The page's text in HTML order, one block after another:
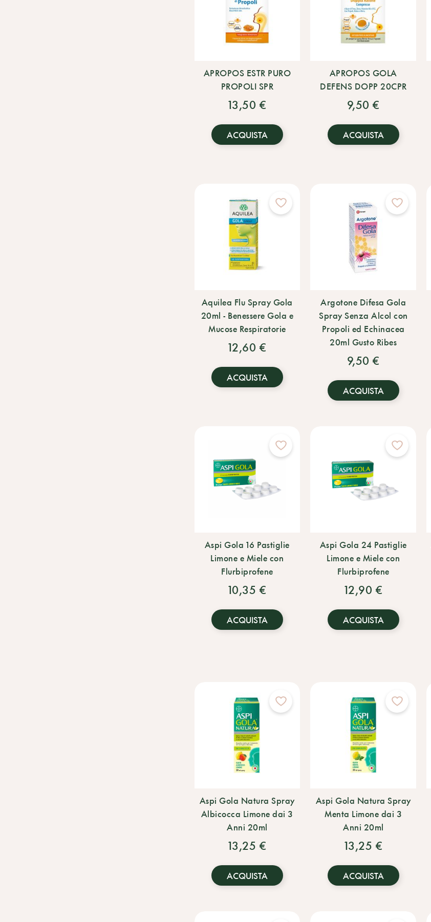
APROPOS ESTR PURO
PROPOLI SPR
13,50 €
ACQUISTA
APROPOS GOLA
DEFENS DOPP 20CPR
9,50 €
ACQUISTA
Aquilea Flu Spray Gola
20ml - Benessere Gola e
Mucose Respiratorie
12,60 €
ACQUISTA
Argotone Difesa Gola
Spray Senza Alcol con
Propoli ed Echinacea
20ml Gusto Ribes
9,50 €
ACQUISTA
Aspi Gola 16 Pastiglie
Limone e Miele con
Flurbiprofene
10,35 €
ACQUISTA
Aspi Gola 24 Pastiglie
Limone e Miele con
Flurbiprofene
12,90 €
ACQUISTA
Aspi Gola Natura Spray
Albicocca Limone dai 3
Anni 20ml
13,25 €
ACQUISTA
Aspi Gola Natura Spray
Menta Limone dai 3
Anni 20ml
13,25 €
ACQUISTA